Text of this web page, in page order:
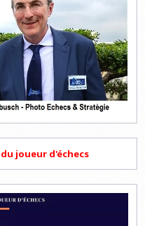
joueur d'échecs